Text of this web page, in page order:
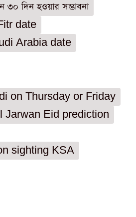
৩০ দিন হওয়ার সম্ভাবনা
date
Arabia date
on Thursday or Friday
Jarwan Eid prediction
sighting KSA